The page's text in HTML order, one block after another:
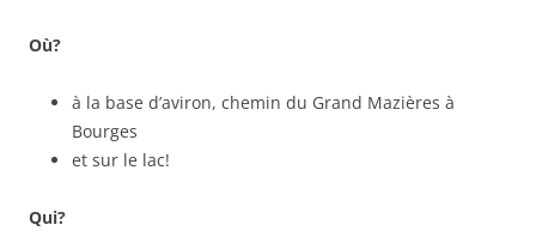
Où?
à la base d’aviron, chemin du Grand Mazières à
Bourges
et sur le lac!
Qui?